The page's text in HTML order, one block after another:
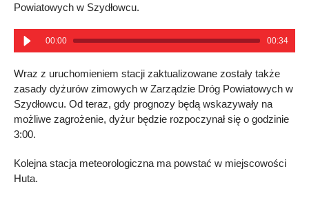
Powiatowych w Szydłowcu.
00:00 00:34
Wraz z uruchomieniem stacji zaktualizowane zostały także
zasady dyżurów zimowych w Zarządzie Dróg Powiatowych w
Szydłowcu. Od teraz, gdy prognozy będą wskazywały na
możliwe zagrożenie, dyżur będzie rozpoczynał się o godzinie
3:00.
Kolejna stacja meteorologiczna ma powstać w miejscowości
Huta.